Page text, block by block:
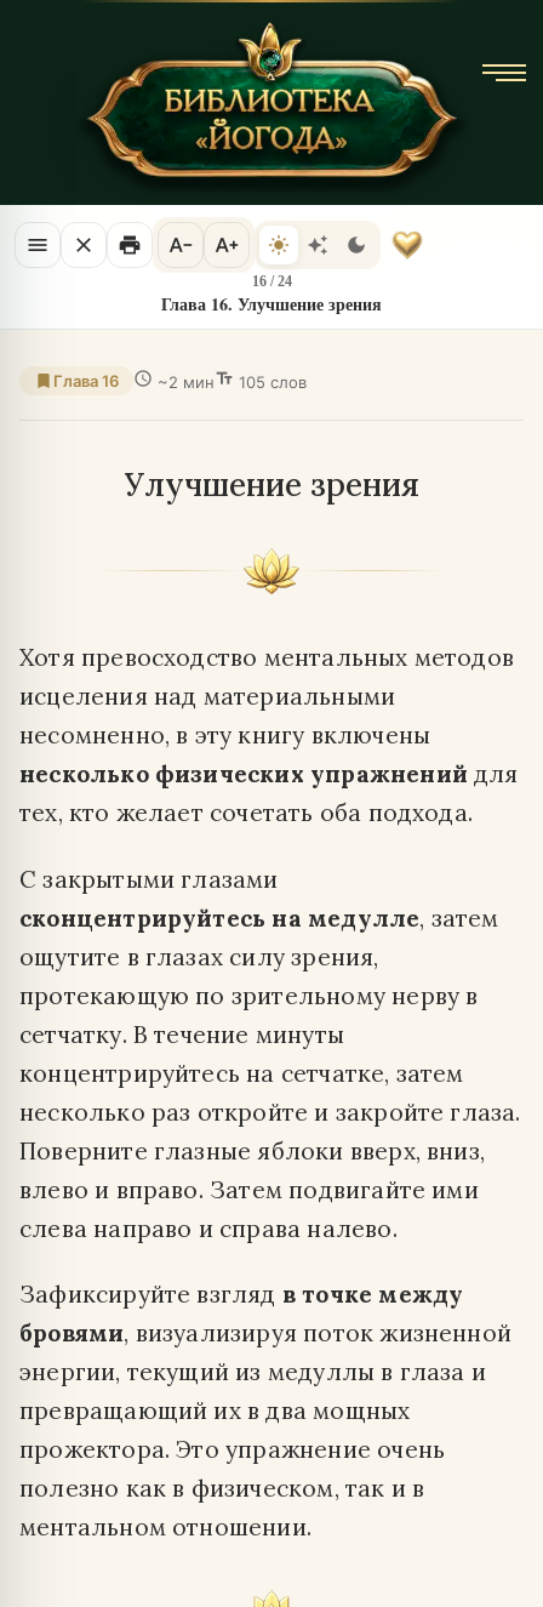
menu
16/24
Глава 16. Улучшение зрения
close print text_decrease text_increase light_mode auto_awesome dark_mode
bookmark Глава 16 schedule ~2 минtext_fields 105 слов
Улучшение зрения
Хотя превосходство ментальных методов
исцеления над материальными
несомненно, в эту книгу включены
несколько физических упражнений для
тех, кто желает сочетать оба подхода.
С закрытыми глазами
сконцентрируйтесь на медулле, затем
ощутите в глазах силу зрения,
протекающую по зрительному нерву в
сетчатку. В течение минуты
концентрируйтесь на сетчатке, затем
несколько раз откройте и закройте глаза.
Поверните глазные яблоки вверх, вниз,
влево и вправо. Затем подвигайте ими
слева направо и справа налево.
Зафиксируйте взгляд в точке между
бровями, визуализируя поток жизненной
энергии, текущий из медуллы в глаза и
превращающий их в два мощных
прожектора. Это упражнение очень
полезно как в физическом, так и в
ментальном отношении.